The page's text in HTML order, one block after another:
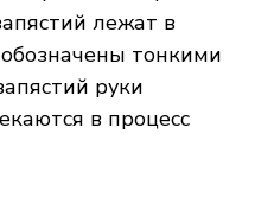
лежат в
тонкими
руки
в процесс